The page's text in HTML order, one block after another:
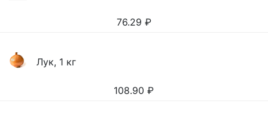
76.29 ₽
Лук, 1 кг
108.90 ₽